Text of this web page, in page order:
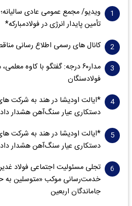
ویدیو/ مجمع عمومی عادی
تأمین پایدار انرژی در فولادمبارکه*
کانال های رسمی اطلاع رسانی
مدار‌۶٠ درجه: گفتگو با کاوه
فولادسنگان
*ایالت اودیشا در هند به شرکت
دستکاری عیار سنگ‌آهن هشدار
*ایالت اودیشا در هند به شرکت
دستکاری عیار سنگ‌آهن هشدار
تجلی مسئولیت اجتماعی فولاد
خدمت‌رسانی موکب «متوسلین
جاماندگان اربعین